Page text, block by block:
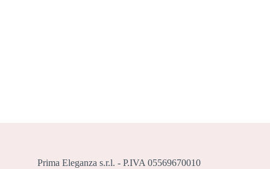
Prima Eleganza s.r.l. - P.IVA 05569670010